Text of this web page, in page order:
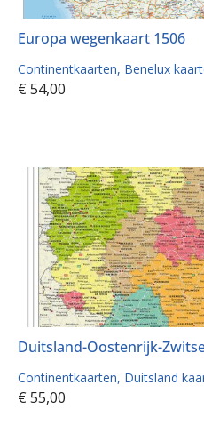
Europa wegenkaart 1506
Continentkaarten Benelux
€ 54,00
Duitsland-Oostenrijk-
Continentkaarten Duitsland
€ 55,00